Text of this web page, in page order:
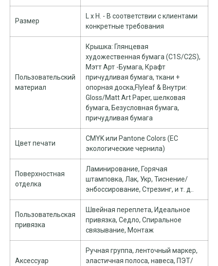
Размер
L x H. - В соответствии с клиентами
конкретные требования
Пользовательский
материал
Крышка: Глянцевая
художественная бумага (C1S/C2S),
Мэтт Арт -Бумага, Крафт
причудливая бумага, ткани +
опорная доска,Flyleaf & Внутри:
Gloss/Matt Art Paper, шелковая
бумага, Безусловная бумага,
причудливая бумага
Цвет печати
CMYK или Pantone Colors (ЕС
экологические чернила)
Поверхностная
отделка
Ламинирование, Горячая
штамповка, Лак, Укр, Тиснение/
энбоссирование, Стрезинг, и т. д..
Пользовательская
привязка
Швейная переплета, Идеальное
привязка, Седло, Спиральное
связывание, Монтаж
Аксессуар
Ручная группа, ленточный маркер,
эластичная полоса, навеса, ПЭТ/